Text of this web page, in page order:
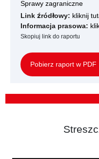
Sprawy zagraniczne
Link źródłowy: kliknij
Informacja prasowa:
Skopiuj link do raportu
Pobierz raport w PDF